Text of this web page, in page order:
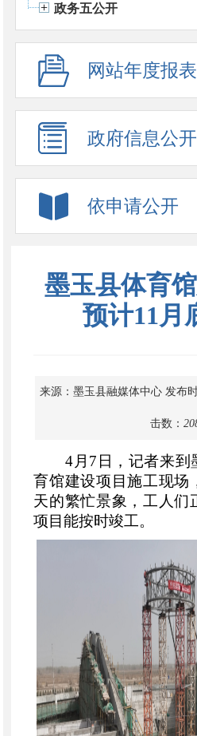
政务五公开
网站年度报表
政府信息公
依申请公开
墨玉县体育
预计11月
来源：墨玉县融媒体中心 发布
击数：
4月7日，记者来到
育馆建设项目施工现场
天的繁忙景象，工人们
项目能按时竣工。